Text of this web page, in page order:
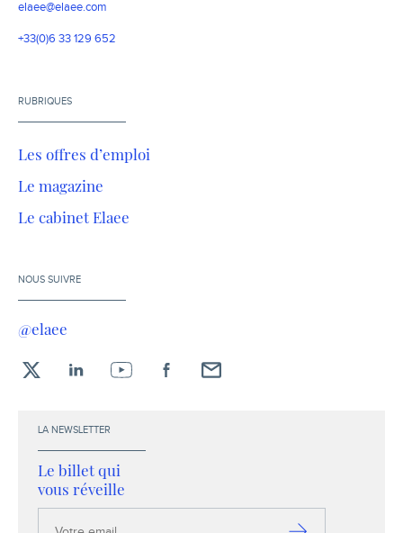
elaee@elaee.com
+33(0)6 33 129 652
RUBRIQUES
Les offres d’emploi
Le magazine
Le cabinet Elaee
NOUS SUIVRE
@elaee
LA NEWSLETTER
Le billet qui
vous réveille
email